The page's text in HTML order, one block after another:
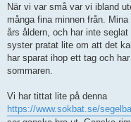
g
När vi var små var vi ibland
många fina minnen från.
års åldern, och har inte
syster pratat lite om att det
har sparat ihop ett tag och
sommaren.
Vi har tittat lite på denna
https://www.sokbat.se/